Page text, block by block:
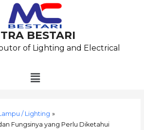
BESTARI
of Lighting and Electrical
Menu
/ Lighting
Fungsinya yang Perlu Diketahui